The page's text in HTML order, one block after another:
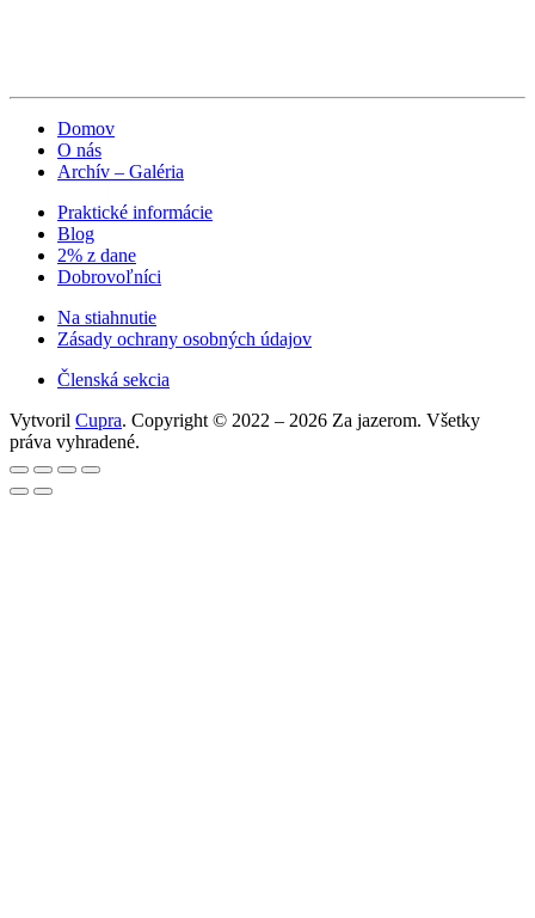
Domov
O nás
Archív – Galéria
Praktické informácie
Blog
2% z dane
Dobrovoľníci
Na stiahnutie
Zásady ochrany osobných údajov
Členská sekcia
Vytvoril Cupra. Copyright © 2022 – 2026 Za jazerom. Všetky
práva vyhradené.